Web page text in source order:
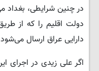
در چنین شرایطی، بغداد
دولت اقلیم را که از
دارایی عراق ارسال
اگر علی زیدی در اجرای